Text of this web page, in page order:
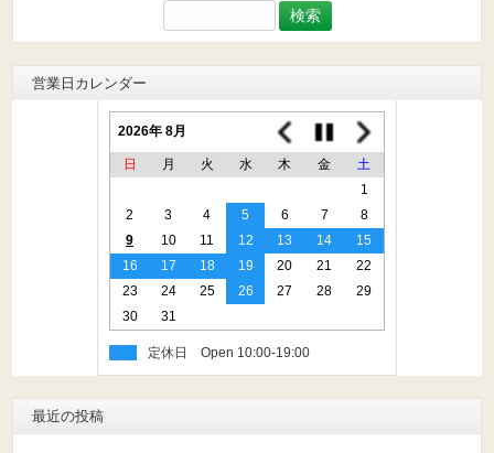
索:
営業日カレンダー
2026年 8月
日 月 火 水 木 金
土
1
2
3 4 5 6 7
8
9
10 11 12 13 14
15
16
17 18 19 20 21
22
23
24 25 26 27 28
29
30
31
定休日
最近の投稿